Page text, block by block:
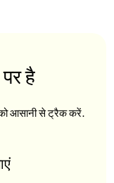
पर है
आसानी से ट्रैक करें.